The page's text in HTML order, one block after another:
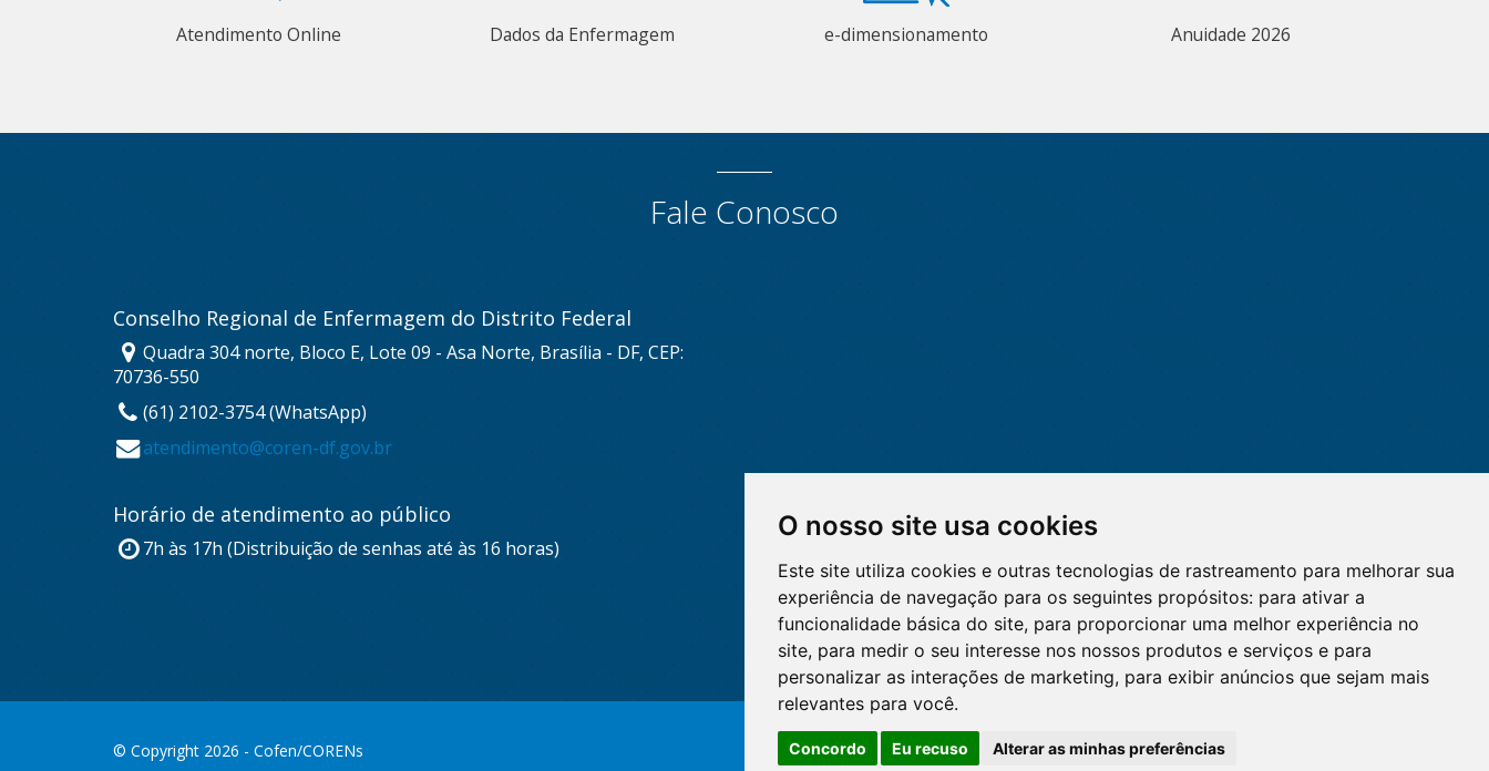
O nosso site usa cookies
Este site utiliza cookies e outras tecnologias de rastreamento para melhorar sua
experiência de navegação para os seguintes propósitos: para ativar a
funcionalidade básica do site, para proporcionar uma melhor experiência no
site, para medir o seu interesse nos nossos produtos e serviços e para
personalizar as interações de marketing, para exibir anúncios que sejam mais
relevantes para você.
Concordo Eu recuso Alterar as minhas preferências
Atendimento Online Dados da Enfermagem e-dimensionamento Anuidade 2026
Fale Conosco
Conselho Regional de Enfermagem do Distrito Federal
Quadra 304 norte, Bloco E, Lote 09 - Asa Norte, Brasília - DF, CEP:
70736-550
(61) 2102-3754 (WhatsApp)
atendimento@coren-df.gov.br
Horário de atendimento ao público
7h às 17h (Distribuição de senhas até às 16 horas)
© Copyright 2026 - Cofen/CORENs
O WhatsApp é o principal canal
de atendimento do Coren-DF.